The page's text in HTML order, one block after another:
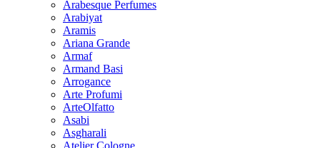
Arabesque Perfumes
Arabiyat
Aramis
Ariana Grande
Armaf
Armand Basi
Arrogance
Arte Profumi
ArteOlfatto
Asabi
Asgharali
Atelier Cologne